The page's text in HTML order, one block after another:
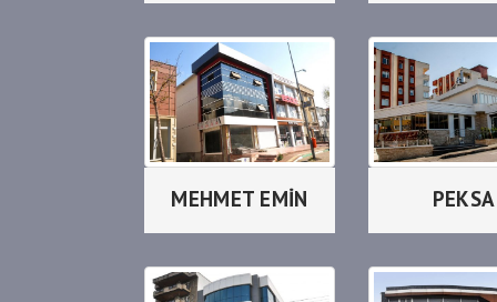
MEHMET EMİN PEKSA